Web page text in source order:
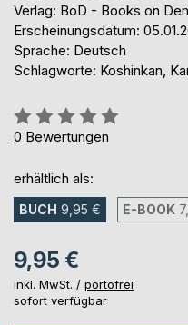
Verlag: BoD - Books on
Erscheinungsdatum:
Sprache: Deutsch
Schlagworte: Koshinkan,
Bewertung::
0%
0 Bewertungen
erhältlich als:
BUCH 9,95 € E-BOOK
9,95 €
inkl. MwSt. / portofrei
sofort verfügbar